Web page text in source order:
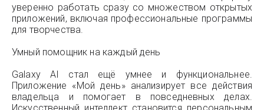
уверенно работать сразу со множеством открытых
приложений, включая профессиональные программы
для творчества.
Умный помощник на каждый день
Galaxy AI стал ещё умнее и функциональнее.
Приложение «Мой день» анализирует все действия
владельца и помогает в повседневных делах.